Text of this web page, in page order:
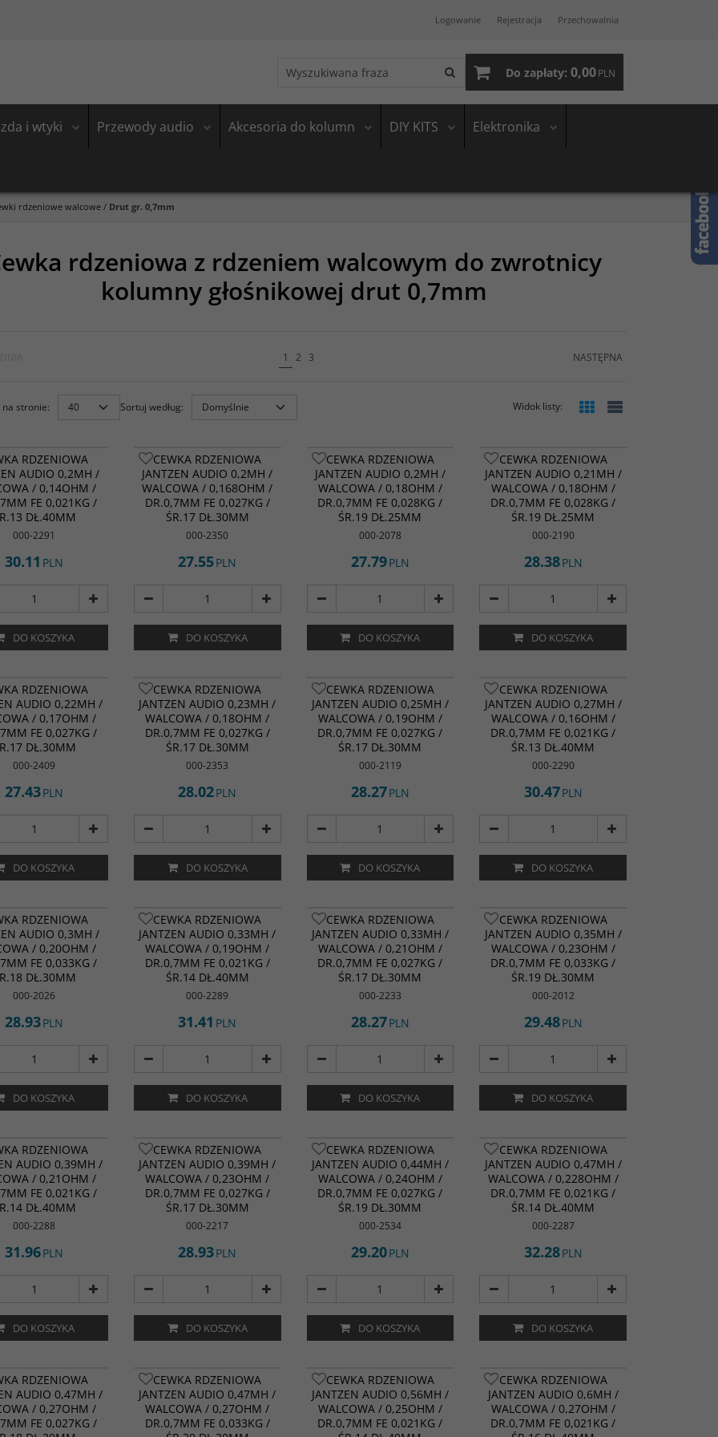
Logowanie Rejestracja Przechowalnia
Do zapłaty: 0,00PLN
i wtyki Przewody audio Akcesoria do kolumn DIY KITS Elektronika
rdzeniowe walcowe/ Drut gr. 0,7mm
rdzeniowa z rdzeniem walcowym do zwrotnicy
kolumny głośnikowej drut 0,7mm
1 2 3 NASTĘPNA
na stronie: Sortuj według: Widok listy:
RDZENIOWA
AUDIO 0,2MH /
/ 0,14OHM /
FE 0,021KG /
DŁ.40MM
000-2291
30.11 PLN
DO KOSZYKA
CEWKA RDZENIOWA
JANTZEN AUDIO 0,2MH /
WALCOWA / 0,168OHM /
DR.0,7MM FE 0,027KG /
ŚR.17 DŁ.30MM
000-2350
27.55PLN
DO KOSZYKA
CEWKA RDZENIOWA
JANTZEN AUDIO 0,2MH /
WALCOWA / 0,18OHM /
DR.0,7MM FE 0,028KG /
ŚR.19 DŁ.25MM
000-2078
27.79PLN
DO KOSZYKA
CEWKA RDZENIOWA
JANTZEN AUDIO 0,21MH /
WALCOWA / 0,18OHM /
DR.0,7MM FE 0,028KG /
ŚR.19 DŁ.25MM
000-2190
28.38PLN
DO KOSZYKA
RDZENIOWA
AUDIO 0,22MH /
/ 0,17OHM /
FE 0,027KG /
DŁ.30MM
000-2409
27.43PLN
DO KOSZYKA
CEWKA RDZENIOWA
JANTZEN AUDIO 0,23MH /
WALCOWA / 0,18OHM /
DR.0,7MM FE 0,027KG /
ŚR.17 DŁ.30MM
000-2353
28.02PLN
DO KOSZYKA
CEWKA RDZENIOWA
JANTZEN AUDIO 0,25MH /
WALCOWA / 0,19OHM /
DR.0,7MM FE 0,027KG /
ŚR.17 DŁ.30MM
000-2119
28.27PLN
DO KOSZYKA
CEWKA RDZENIOWA
JANTZEN AUDIO 0,27MH /
WALCOWA / 0,16OHM /
DR.0,7MM FE 0,021KG /
ŚR.13 DŁ.40MM
000-2290
30.47PLN
DO KOSZYKA
RDZENIOWA
AUDIO 0,3MH /
/ 0,20OHM /
FE 0,033KG /
DŁ.30MM
000-2026
28.93PLN
DO KOSZYKA
CEWKA RDZENIOWA
JANTZEN AUDIO 0,33MH /
WALCOWA / 0,19OHM /
DR.0,7MM FE 0,021KG /
ŚR.14 DŁ.40MM
000-2289
31.41 PLN
DO KOSZYKA
CEWKA RDZENIOWA
JANTZEN AUDIO 0,33MH /
WALCOWA / 0,21OHM /
DR.0,7MM FE 0,027KG /
ŚR.17 DŁ.30MM
000-2233
28.27PLN
DO KOSZYKA
CEWKA RDZENIOWA
JANTZEN AUDIO 0,35MH /
WALCOWA / 0,23OHM /
DR.0,7MM FE 0,033KG /
ŚR.19 DŁ.30MM
000-2012
29.48PLN
DO KOSZYKA
RDZENIOWA
AUDIO 0,39MH /
/ 0,21OHM /
FE 0,021KG /
DŁ.40MM
000-2288
31.96PLN
DO KOSZYKA
CEWKA RDZENIOWA
JANTZEN AUDIO 0,39MH /
WALCOWA / 0,23OHM /
DR.0,7MM FE 0,027KG /
ŚR.17 DŁ.30MM
000-2217
28.93PLN
DO KOSZYKA
CEWKA RDZENIOWA
JANTZEN AUDIO 0,44MH /
WALCOWA / 0,24OHM /
DR.0,7MM FE 0,027KG /
ŚR.19 DŁ.30MM
000-2534
29.20PLN
DO KOSZYKA
CEWKA RDZENIOWA
JANTZEN AUDIO 0,47MH /
WALCOWA / 0,228OHM /
DR.0,7MM FE 0,021KG /
ŚR.14 DŁ.40MM
000-2287
32.28PLN
DO KOSZYKA
RDZENIOWA
AUDIO 0,47MH /
/ 0,27OHM /
FE 0,027KG /
CEWKA RDZENIOWA
JANTZEN AUDIO 0,47MH /
WALCOWA / 0,27OHM /
DR.0,7MM FE 0,033KG /
CEWKA RDZENIOWA
JANTZEN AUDIO 0,56MH /
WALCOWA / 0,25OHM /
DR.0,7MM FE 0,021KG /
CEWKA RDZENIOWA
JANTZEN AUDIO 0,6MH /
WALCOWA / 0,27OHM /
DR.0,7MM FE 0,021KG /